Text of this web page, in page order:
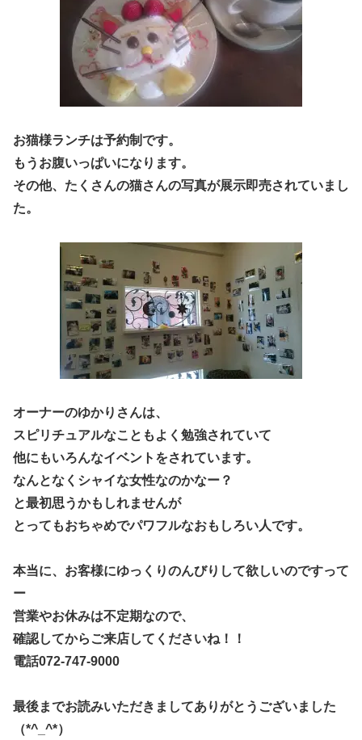
お猫様ランチは予約制です。
もうお腹いっぱいになります。
その他、たくさんの猫さんの写真が展示即売されていまし
た。
オーナーのゆかりさんは、
スピリチュアルなこともよく勉強されていて
他にもいろんなイベントをされています。
なんとなくシャイな女性なのかなー？
と最初思うかもしれませんが
とってもおちゃめでパワフルなおもしろい人です。
本当に、お客様にゆっくりのんびりして欲しいのですって
ー
営業やお休みは不定期なので、
確認してからご来店してくださいね！！
電話072-747-9000
最後までお読みいただきましてありがとうございました
（*^_^*）